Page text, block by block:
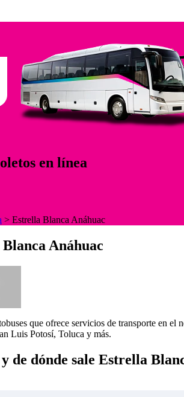
en línea
> Estrella Blanca Anáhuac
Anáhuac
que ofrece servicios de transporte en
Luis Potosí, Toluca y más.
de dónde sale Estrella